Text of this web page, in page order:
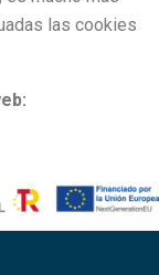
las cookies